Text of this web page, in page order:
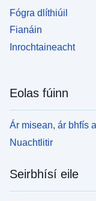
Fógra dlíthiúil
Fianáin
Inrochtaineacht
Eolas fúinn
Ár misean, ár bhfís
Nuachtlitir
Seirbhísí eile